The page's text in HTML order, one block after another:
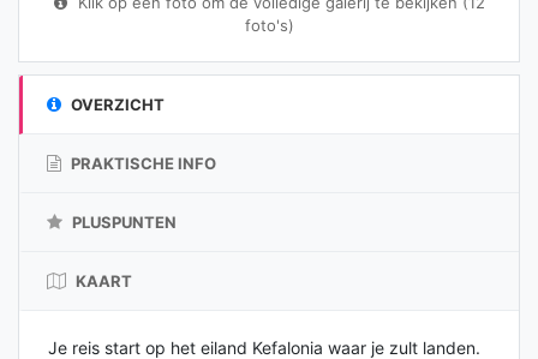
foto's)
OVERZICHT
PRAKTISCHE INFO
PLUSPUNTEN
KAART
Je reis start op het eiland Kefalonia waar je zult landen.